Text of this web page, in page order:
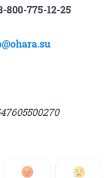
775-12-25